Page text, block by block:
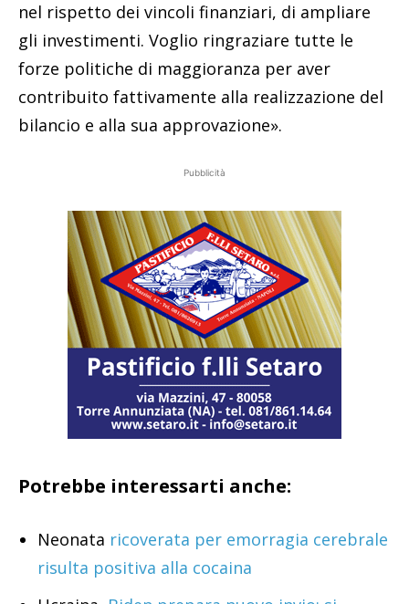
nel rispetto dei vincoli finanziari, di ampliare
gli investimenti. Voglio ringraziare tutte le
forze politiche di maggioranza per aver
contribuito fattivamente alla realizzazione del
bilancio e alla sua approvazione».
Pubblicità
Potrebbe interessarti anche:
Neonata ricoverata per emorragia cerebrale
risulta positiva alla cocaina